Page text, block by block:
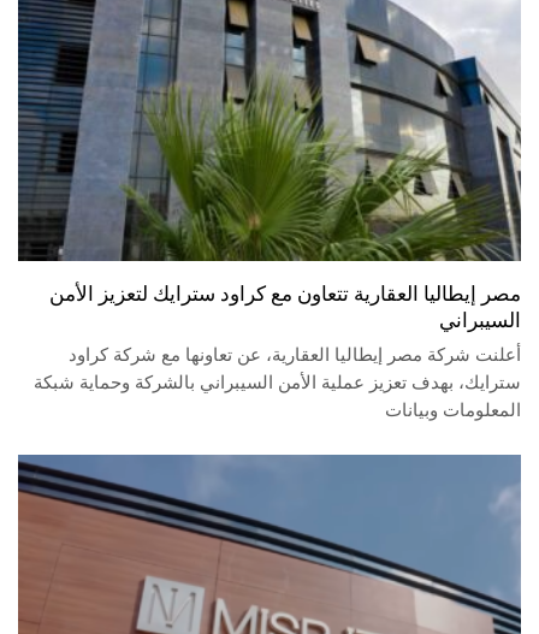
مصر إيطاليا العقارية تتعاون مع كراود سترايك لتعزيز الأمن
السيبراني
أعلنت شركة مصر إيطاليا العقارية، عن تعاونها مع شركة كراود
سترايك، بهدف تعزيز عملية الأمن السيبراني بالشركة وحماية شبكة
المعلومات وبيانات